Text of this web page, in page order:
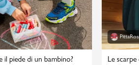
il piede di un bambino?
Le